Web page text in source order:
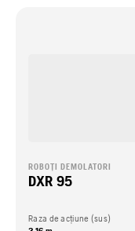
ROBOȚI DEMOLATORI
DXR 95
Raza de acțiune (sus)